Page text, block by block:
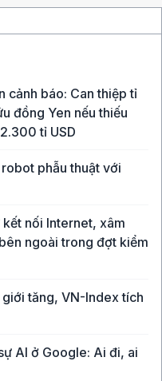
cảnh báo: Can thiệp tỉ
đồng Yen nếu thiếu
tỉ USD
phẫu thuật với
nối Internet, xâm
ngoài trong đợt kiểm
tăng, VN-Index tích
AI ở Google: Ai đi, ai